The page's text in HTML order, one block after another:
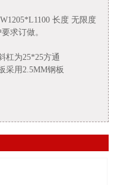
长度 无限度
求订做。
杠为25*25方通
采用2.5MM钢板